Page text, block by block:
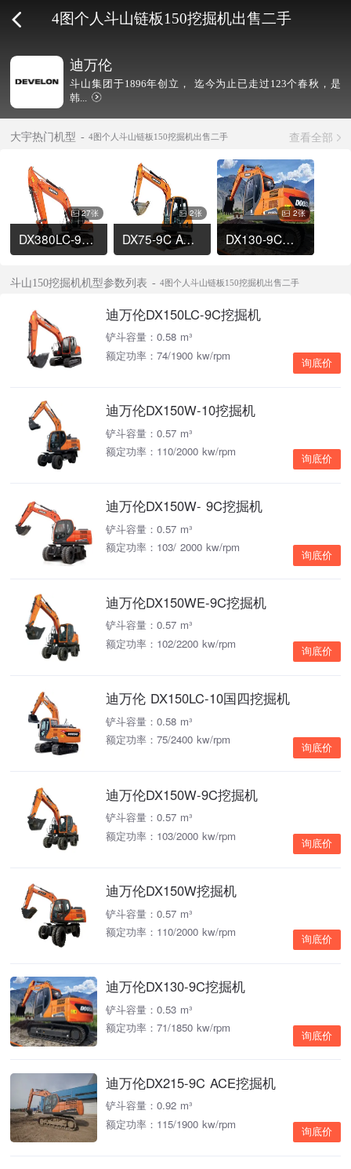
4图个人斗山链板150挖掘机出售二手
迪万伦
斗山集团于1896年创立， 迄今为止已走过123个春秋，是
韩...
大宇热门机型 4图个人斗山链板150挖掘机出售二手 查看全部
27张
DX380LC-9C挖掘机
2张
DX75-9C ACE挖掘机
2张
DX130-9C挖掘机
斗山150挖掘机机型参数列表 4图个人斗山链板150挖掘机出售二手
迪万伦DX150LC-9C挖掘机
铲斗容量：0.58 m³
额定功率：74/1900 kw/rpm
询底价
迪万伦DX150W-10挖掘机
铲斗容量：0.57 m³
额定功率：110/2000 kw/rpm
询底价
迪万伦DX150W- 9C挖掘机
铲斗容量：0.57 m³
额定功率：103/ 2000 kw/rpm
询底价
迪万伦DX150WE-9C挖掘机
铲斗容量：0.57 m³
额定功率：102/2200 kw/rpm
询底价
迪万伦 DX150LC-10国四挖掘机
铲斗容量：0.58 m³
额定功率：75/2400 kw/rpm
询底价
迪万伦DX150W-9C挖掘机
铲斗容量：0.57 m³
额定功率：103/2000 kw/rpm
询底价
迪万伦DX150W挖掘机
铲斗容量：0.57 m³
额定功率：110/2000 kw/rpm
询底价
迪万伦DX130-9C挖掘机
铲斗容量：0.53 m³
额定功率：71/1850 kw/rpm
询底价
迪万伦DX215-9C ACE挖掘机
铲斗容量：0.92 m³
额定功率：115/1900 kw/rpm
询底价